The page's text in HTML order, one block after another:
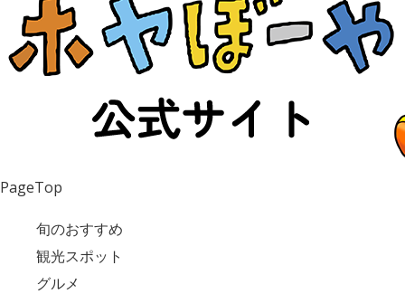
PageTop
旬のおすすめ
観光スポット
グルメ